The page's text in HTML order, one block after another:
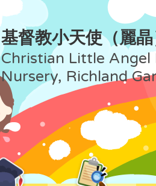
基督教小天使（麗
Christian Little
Nursery, Richland